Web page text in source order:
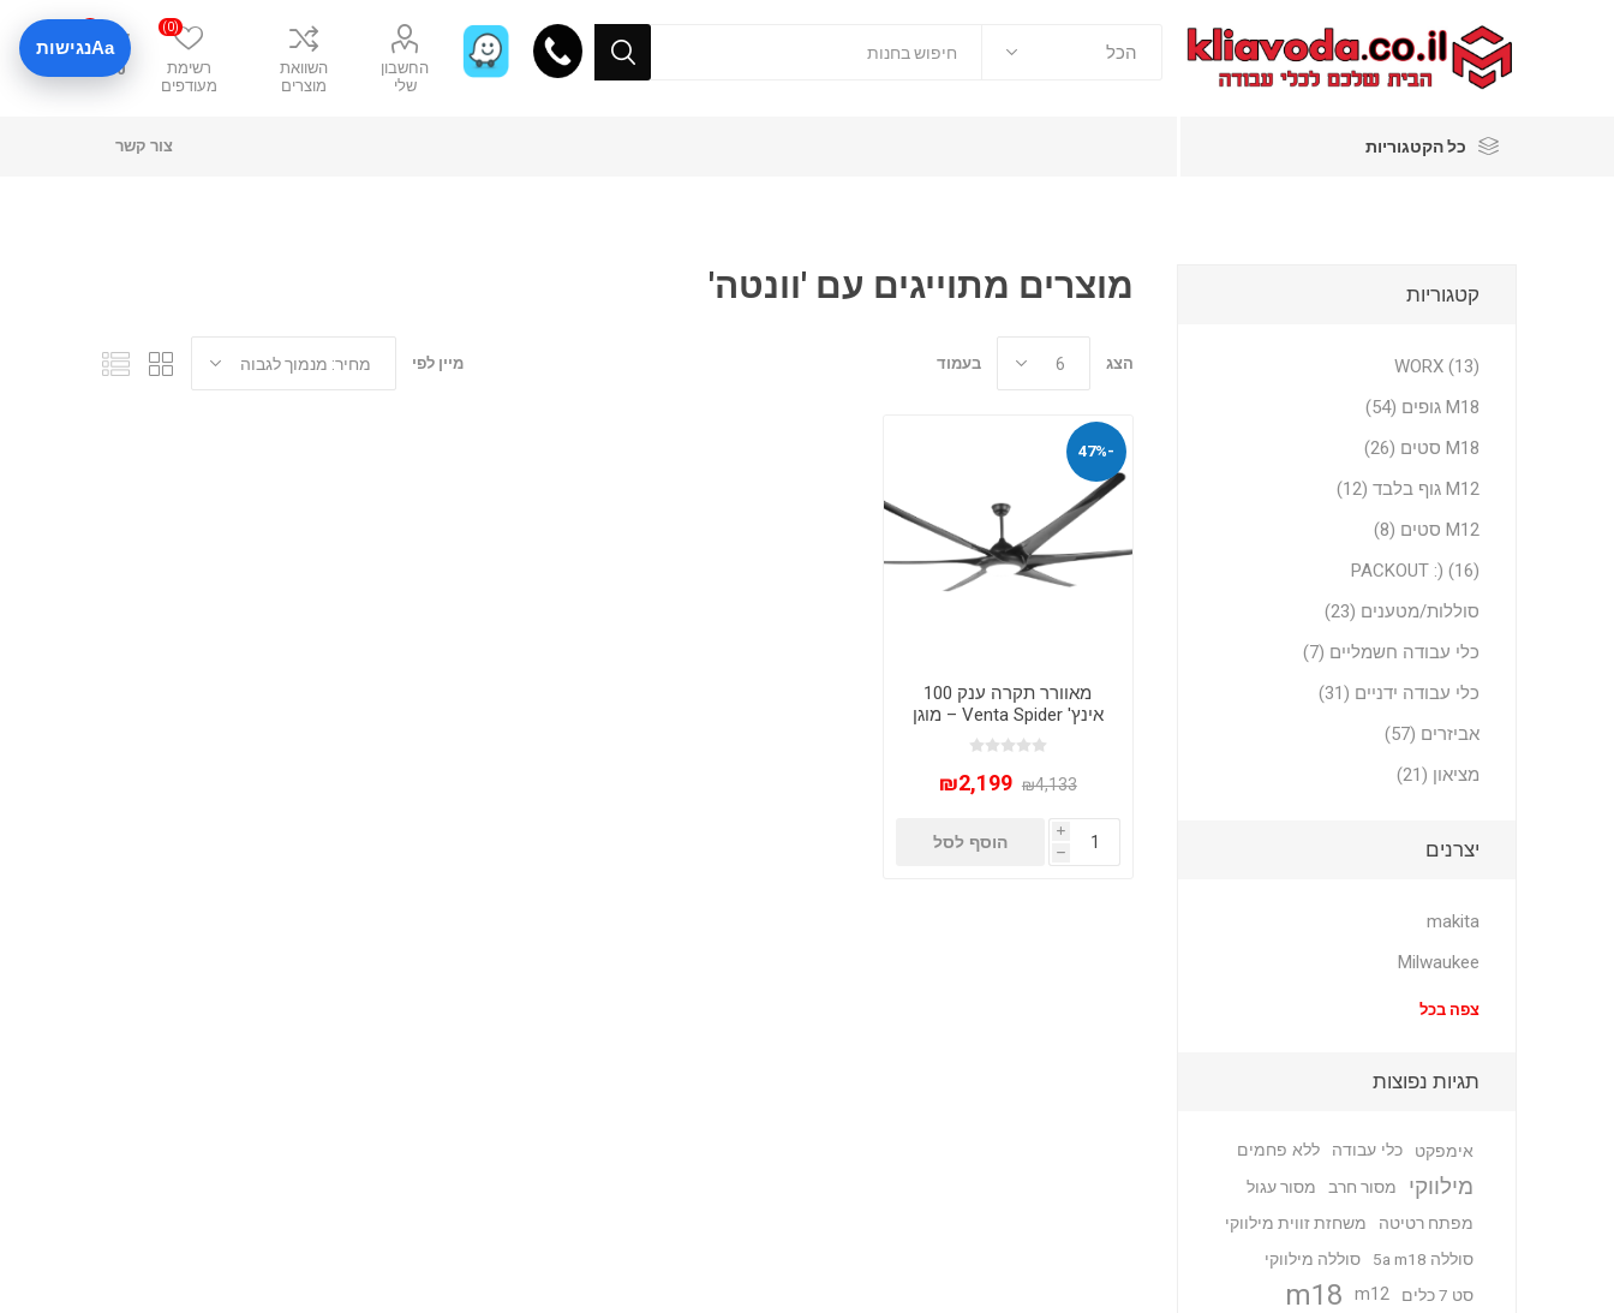
החשבון
שלי
השוואת
מוצרים
רשימת
מעודפים
(0)
₪0
כל הקטגוריות צור קשר
מוצרים מתוייגים עם 'וונטה'
מיין לפי הצג בעמוד
-47%
מאוורר תקרה ענק 100
אינץ' Venta Spider – מוגן
מים, מנוע DC שקט
₪4,133
₪2,199
i
h
הוסף לסל
קטגוריות
WORX (13)
M18 גופים (54)
M18 סטים (26)
M12 גוף בלבד (12)
M12 סטים (8)
PACKOUT :) (16)
סוללות/מטענים (23)
כלי עבודה חשמליים (7)
כלי עבודה ידניים (31)
אביזרים (57)
מציאון (21)
יצרנים
makita
Milwaukee
צפה בכל
תגיות נפוצות
אימפקט כלי עבודה ללא פחמים
מילווקי מסור חרב
מסור עגול
מפתח רטיטה
משחזת זווית מילווקי
סוללה 5a m18
סוללה מילווקי
סט 7 כלים
m12
m18
Aaנגישות